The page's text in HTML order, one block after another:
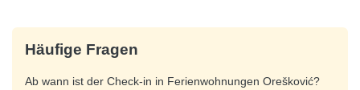
Häufige Fragen
Ab wann ist der Check-in in Ferienwohnungen Orešković?